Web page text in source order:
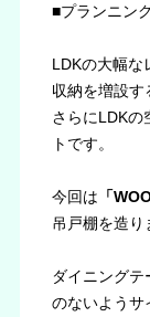
■プランニン
LDKの大幅な
収納を増設す
さらにLDKの
トです。
今回は 「
吊戸棚を造り
ダイニング
のないようサ